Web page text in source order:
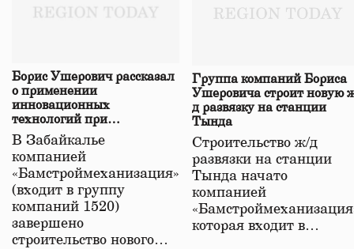
Борис Ушерович рассказал
о применении
инновационных
технологий при
строительстве нового моста
в Забайкалье
В Забайкалье
компанией
«Бамстроймеханизация»
(входит в группу
компаний 1520)
завершено
строительство нового…
Группа компаний Бориса
Ушеровича строит новую
д развязку на станции
Тында
Строительство ж/д
развязки на станции
Тында начато
компанией
которая входит в…